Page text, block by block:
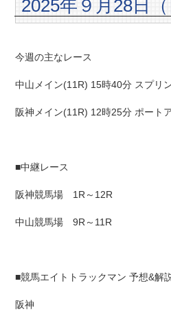
2025年９月28日
今週の主なレース
中山メイン(11R) 15時40分 スプリ
阪神メイン(11R) 12時25分 ポート
■中継レース
阪神競馬場 1R～12R
中山競馬場 9R～11R
■競馬エイトトラックマン 予想&解
阪神